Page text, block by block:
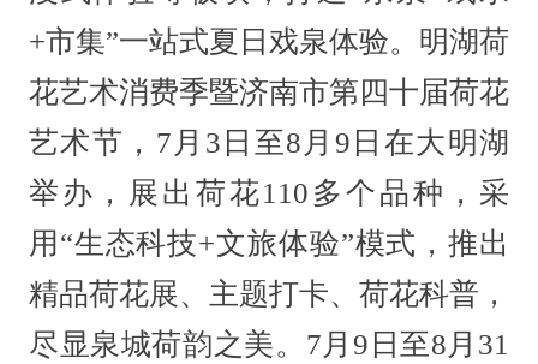
+市集”一站式夏日戏泉体验。明湖荷
花艺术消费季暨济南市第四十届荷花
艺术节，7月3日至8月9日在大明湖
举办，展出荷花110多个品种，采
用“生态科技+文旅体验”模式，推出
精品荷花展、主题打卡、荷花科普，
尽显泉城荷韵之美。7月9日至8月31